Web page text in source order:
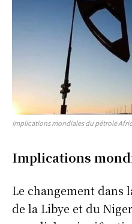
Implications mondiales du pétrole
Implications
Le changement
de la Libye et du